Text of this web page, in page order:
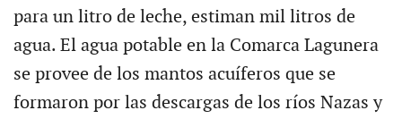
para un litro de leche, estiman mil litros de
agua. El agua potable en la Comarca Lagunera
se provee de los mantos acuíferos que se
formaron por las descargas de los ríos Nazas y